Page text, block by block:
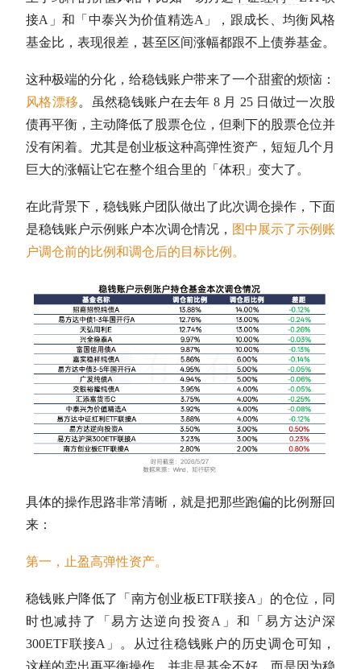
接A」和「中泰兴为价值精选A」，跟成长、均衡风格
基金比，表现很差，甚至区间涨幅都跟不上债券基金。
这种极端的分化，给稳钱账户带来了一个甜蜜的烦恼：
风格漂移。虽然稳钱账户在去年 8 月 25 日做过一次股
债再平衡 ，主动降低了股票仓位 ，但剩下的股票仓位并
没有闲着。尤其是创业板这种高弹性资产，短短几个月
巨大的涨幅让它在整个组合里的「体积」变大了。
在此背景下，稳钱账户团队做出了此次调仓操作，下面
是稳钱账户示例账户本次调仓情况， 图中展示了示例账
户调仓前的比例和调仓后的目标比例。
具体的操作思路非常清晰，就是把那些跑偏的比例掰回
来：
第一，止盈高弹性资产。
稳钱账户降低了「南方创业板ETF联接A」的仓位 ，同
时也减持了「易方达逆向投资A」和「易方达沪深
300ETF联接A」。从过往稳钱账户的历史调仓可知，